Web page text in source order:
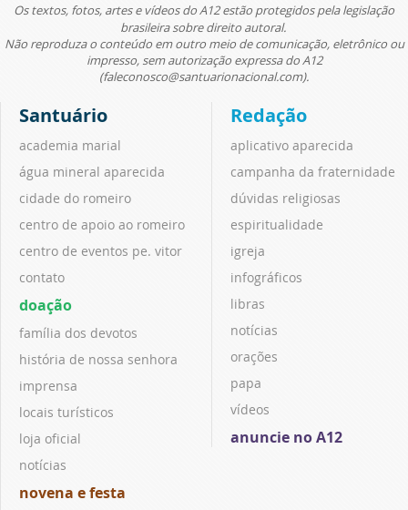
Os textos, fotos, artes e vídeos do A12 estão protegidos pela legislação
brasileira sobre direito autoral.
Não reproduza o conteúdo em outro meio de comunicação, eletrônico ou
impresso, sem autorização expressa do A12
(faleconosco@santuarionacional.com).
Santuário
academia marial
água mineral aparecida
cidade do romeiro
centro de apoio ao romeiro
centro de eventos pe. vitor
contato
doação
família dos devotos
história de nossa senhora
imprensa
locais turísticos
loja oficial
notícias
novena e festa
Redação
aplicativo aparecida
campanha da fraternidade
dúvidas religiosas
espiritualidade
igreja
infográficos
libras
notícias
orações
papa
vídeos
anuncie no A12